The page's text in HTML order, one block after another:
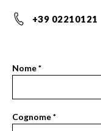
+39 02210121
Contact
Form
Nome*
Cognome*
Se
essere